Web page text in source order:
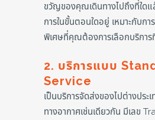
ขวัญของคุณเดินทางไปถึงที่ใดแ
การในขั้นตอนใดอยู่ เหมาะกับก
พิเศษที่คุณต้องการเลือกบริการ
2. บริการแบบ
Service
เป็นบริการจัดส่งของไปต่างประ
ทางอากาศเช่นเดียวกัน มีเลข